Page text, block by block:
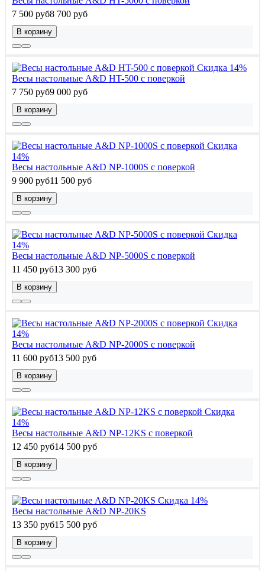
7 500 руб8 700 руб
В корзину
Скидка 14%
Весы настольные A&D HT-500 с поверкой
7 750 руб9 000 руб
В корзину
Скидка
14%
Весы настольные A&D NP-1000S с поверкой
9 900 руб11 500 руб
В корзину
Скидка
14%
Весы настольные A&D NP-5000S с поверкой
11 450 руб13 300 руб
В корзину
Скидка
14%
Весы настольные A&D NP-2000S с поверкой
11 600 руб13 500 руб
В корзину
Скидка
14%
Весы настольные A&D NP-12KS с поверкой
12 450 руб14 500 руб
В корзину
Скидка 14%
Весы настольные A&D NP-20KS
13 350 руб15 500 руб
В корзину